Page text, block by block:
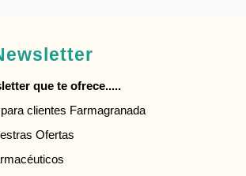
que te ofrece.....
clientes Farmagranada
Ofertas